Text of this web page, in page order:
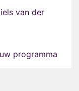
van der
programma